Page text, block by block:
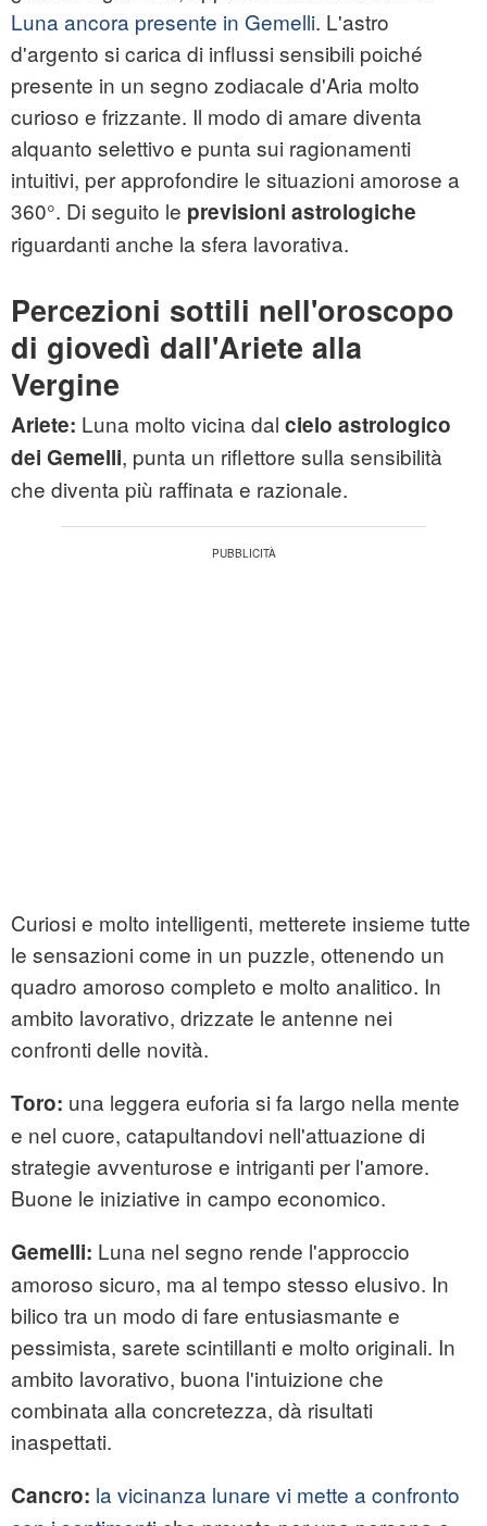
Luna ancora presente in Gemelli. L'astro
d'argento si carica di influssi sensibili poiché
presente in un segno zodiacale d'Aria molto
curioso e frizzante. Il modo di amare diventa
alquanto selettivo e punta sui ragionamenti
intuitivi, per approfondire le situazioni amorose a
360°. Di seguito le previsioni astrologiche
riguardanti anche la sfera lavorativa.
Percezioni sottili nell'oroscopo
di giovedì dall'Ariete alla
Vergine
Ariete: Luna molto vicina dal cielo astrologico
dei Gemelli, punta un riflettore sulla sensibilità
che diventa più raffinata e razionale.
Curiosi e molto intelligenti, metterete insieme tutte
le sensazioni come in un puzzle, ottenendo un
quadro amoroso completo e molto analitico. In
ambito lavorativo, drizzate le antenne nei
confronti delle novità.
Toro: una leggera euforia si fa largo nella mente
e nel cuore, catapultandovi nell'attuazione di
strategie avventurose e intriganti per l'amore.
Buone le iniziative in campo economico.
Gemelli: Luna nel segno rende l'approccio
amoroso sicuro, ma al tempo stesso elusivo. In
bilico tra un modo di fare entusiasmante e
pessimista, sarete scintillanti e molto originali. In
ambito lavorativo, buona l'intuizione che
combinata alla concretezza, dà risultati
inaspettati.
Cancro: la vicinanza lunare vi mette a confronto